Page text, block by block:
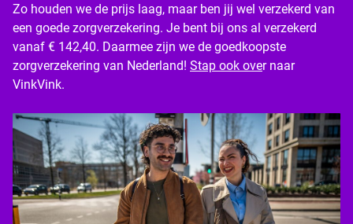
Zo houden we de prijs laag, maar ben jij wel verzekerd van
een goede zorgverzekering. Je bent bij ons al verzekerd
vanaf € 142,40. Daarmee zijn we de goedkoopste
zorgverzekering van Nederland! Stap ook over naar
VinkVink.